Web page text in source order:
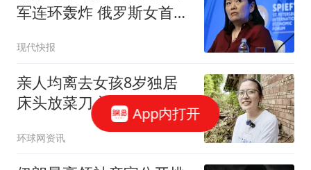
军连环轰炸 俄罗斯女首富
现代快报
亲人均离去女孩8岁独居
床头放菜刀 被老师"收
环球网资讯
App内打开